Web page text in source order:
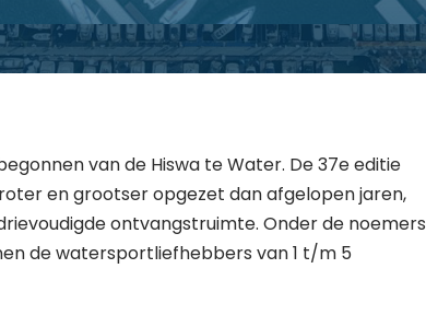
van de Hiswa te Water. De 37e editie
en grootser opgezet dan afgelopen jaren,
ontvangstruimte. Onder de noemers
de watersportliefhebbers van 1 t/m 5